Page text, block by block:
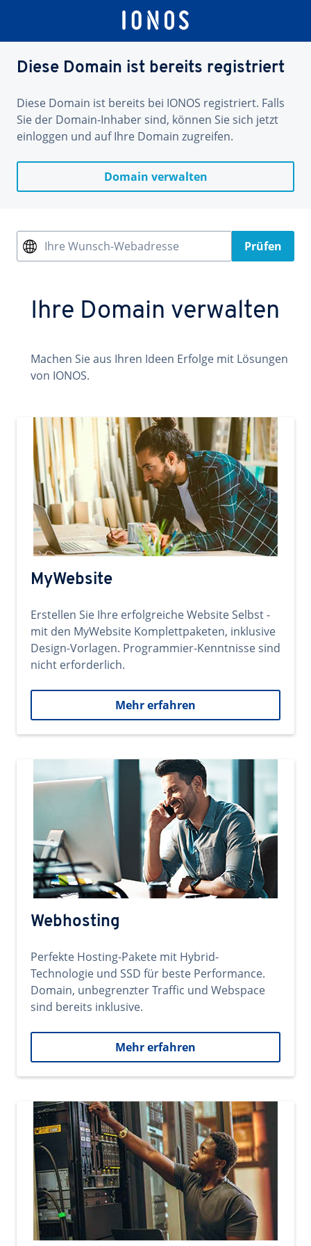
Diese Domain ist bereits registriert
Diese Domain ist bereits bei IONOS registriert. Falls
Sie der Domain-Inhaber sind, können Sie sich jetzt
einloggen und auf Ihre Domain zugreifen.
Domain verwalten
Ihre Wunsch-Webadresse Prüfen
Ihre Domain verwalten
Machen Sie aus Ihren Ideen Erfolge mit Lösungen
von IONOS.
MyWebsite
Erstellen Sie Ihre erfolgreiche Website Selbst -
mit den MyWebsite Komplettpaketen, inklusive
Design-Vorlagen. Programmier-Kenntnisse sind
nicht erforderlich.
Mehr erfahren
Webhosting
Perfekte Hosting-Pakete mit Hybrid-
Technologie und SSD für beste Performance.
Domain, unbegrenzter Traffic und Webspace
sind bereits inklusive.
Mehr erfahren